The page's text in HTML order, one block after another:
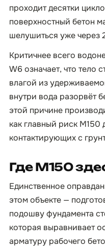
проходит десятки
поверхностный бетон
шелушиться уже через
Критичнее всего
W6 означает, что тело
влагой из
внутри вода разорвёт
этой причине
как главный риск М150
контактирующих с
Где М150
Единственное
этом объекте —
подошву фундамента
которая выравнивает
арматуру рабочего